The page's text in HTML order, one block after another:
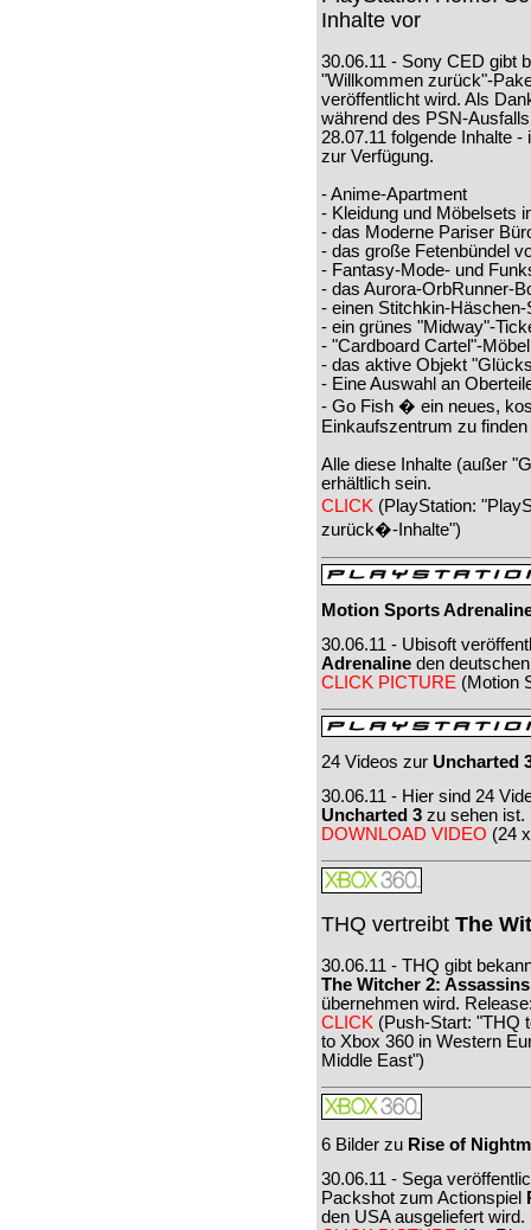
Inhalte vor
30.06.11 - Sony CED gibt
"Willkommen zurück"-
veröffentlicht wird. Als
während des PSN-
28.07.11 folgende Inhalte
zur Verfügung.
- Anime-Apartment
- Kleidung und Möbelsets
- das Moderne Pariser
- das große Fetenbündel
- Fantasy-Mode- und
- das Aurora-OrbRunner-
- einen Stitchkin-
- ein grünes "Midway"-
- "Cardboard Cartel"-
- das aktive Objekt
- Eine Auswahl an
- Go Fish � ein neues,
Einkaufszentrum zu finden
Alle diese Inhalte (außer
erhältlich sein.
CLICK (PlayStation:
zurück�-Inhalte")
Motion Sports
30.06.11 - Ubisoft
Adrenaline den
CLICK PICTURE (Motion
24 Videos zur Uncharted
30.06.11 - Hier sind 24
Uncharted 3 zu sehen ist.
DOWNLOAD VIDEO (24
THQ vertreibt The
30.06.11 - THQ gibt
The Witcher 2:
übernehmen wird.
CLICK (Push-Start: "THQ
to Xbox 360 in Western
Middle East")
6 Bilder zu Rise of
30.06.11 - Sega
Packshot zum Actionspiel
den USA ausgeliefert wird.